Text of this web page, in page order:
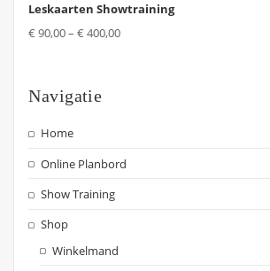
Leskaarten Showtraining
€ 90,00–€ 400,00
Navigatie
Home
Online Planbord
Show Training
Shop
Winkelmand